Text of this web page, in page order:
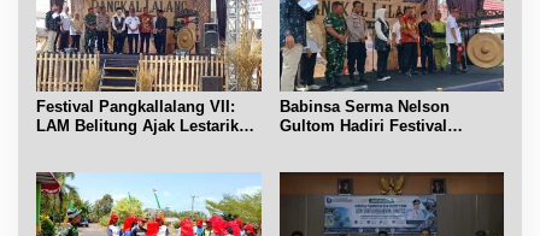
Festival Pangkallalang VII:
LAM Belitung Ajak Lestarikan
Babinsa Serma Nelson
Gultom Hadiri Festival